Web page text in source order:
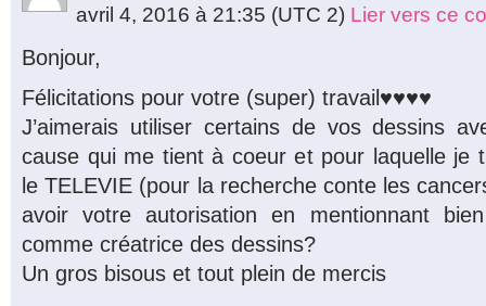
avril 4, 2016 à 21:35 (UTC 2) Lier vers ce
Bonjour,
Félicitations pour votre (super) travail♥♥♥♥
J’aimerais utiliser certains de vos dessins
cause qui me tient à coeur et pour laquelle je
le TELEVIE (pour la recherche conte les
avoir votre autorisation en mentionnant
comme créatrice des dessins?
Un gros bisous et tout plein de mercis